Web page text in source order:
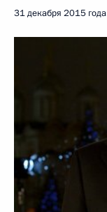
31 декабря 2015 года